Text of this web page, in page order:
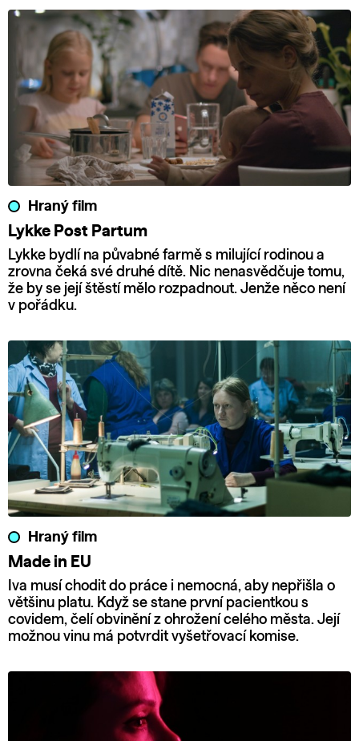
Hraný film
Lykke Post Partum
Lykke bydlí na půvabné farmě s milující rodinou a
zrovna čeká své druhé dítě. Nic nenasvědčuje tomu,
že by se její štěstí mělo rozpadnout. Jenže něco není
v pořádku.
Hraný film
Made in EU
Iva musí chodit do práce i nemocná, aby nepřišla o
většinu platu. Když se stane první pacientkou s
covidem, čelí obvinění z ohrožení celého města. Její
možnou vinu má potvrdit vyšetřovací komise.